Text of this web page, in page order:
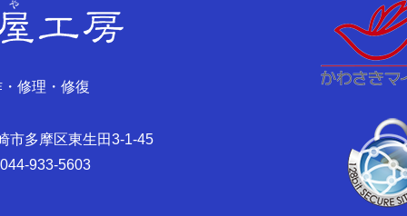
修理・修復
市多摩区東生田3-1-45
933-5603